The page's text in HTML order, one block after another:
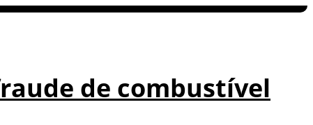
de combustível